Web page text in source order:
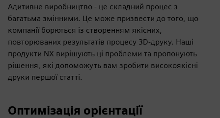
Адитивне виробництво - це складний процес з
багатьма змінними. Це може призвести до того, що
компанії борються із створенням якісних,
повторюваних результатів процесу 3D-друку. Наші
продукти NX вирішують ці проблеми та пропонують
рішення, які допоможуть вам зробити високоякісні
друки першої статті.
Оптимізація орієнтації